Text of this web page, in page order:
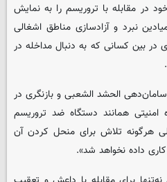
در مقابله با تروریسم را به نمایش
نبرد و آزادسازی مناطق اشغالی
در بین کسانی که به دنبال مداخله در
الحشد الشعبی و بازنگری در
همانند دستگاه ضد تروریسم
هرگونه تلاش برای منحل کردن آن
داده نخواهد شد».